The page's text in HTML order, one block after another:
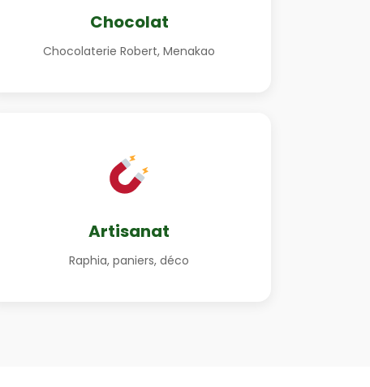
Chocolat
Chocolaterie Robert, Menakao
Artisanat
Raphia, paniers, déco